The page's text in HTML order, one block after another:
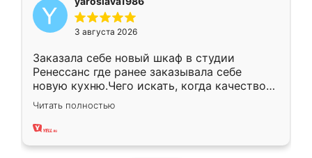
3 августа 2026
Заказала себе новый шкаф в студии
Ренессанс где ранее заказывала себе
новую кухню.Чего искать, когда качеством
вполне довольна. Служит кухня уже почти
два года, нареканий нет.
Читать полностью